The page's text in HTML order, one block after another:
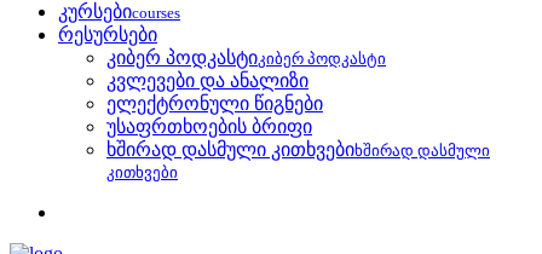
კურსებიcourses
რესურსები
კიბერ პოდკასტიკიბერ პოდკასტი
კვლევები და ანალიზი
ელექტრონული წიგნები
უსაფრთხოების ბრიფი
ხშირად დასმული კითხვებიხშირად დასმული
კითხვები